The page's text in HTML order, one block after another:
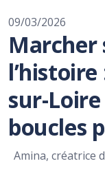
09/03/2026
Marcher
sur-
boucles
Amina, créatrice